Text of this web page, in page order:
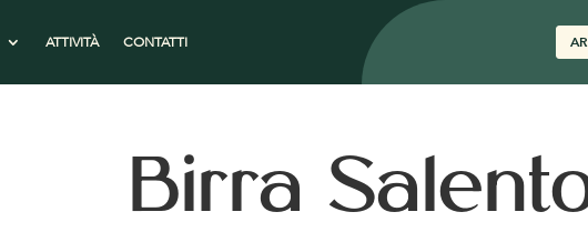
ATTIVITÀ CONTATTI
Birra